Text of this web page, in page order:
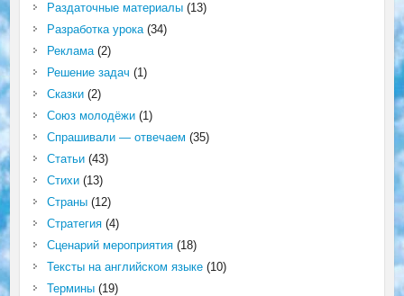
Раздаточные материалы(13)
Разработка урока(34)
Реклама(2)
Решение задач (1)
Сказки(2)
Союз молодёжи(1)
Спрашивали — отвечаем (35)
Статьи(43)
Стихи(13)
Страны(12)
Стратегия(4)
Сценарий мероприятия(18)
Тексты на английском языке(10)
Термины(19)